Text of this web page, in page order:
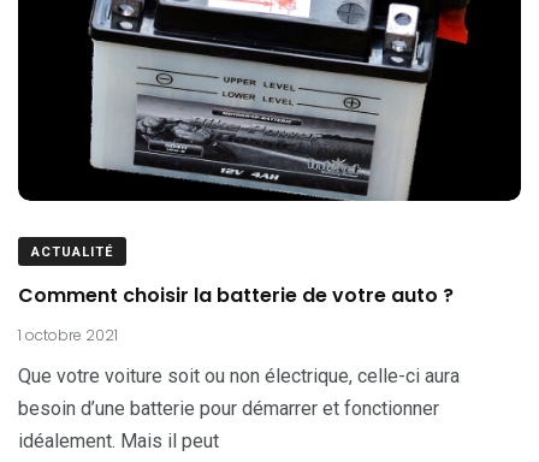
ACTUALITÉ
Comment choisir la batterie de votre auto ?
1 octobre 2021
Que votre voiture soit ou non électrique, celle-ci aura
besoin d’une batterie pour démarrer et fonctionner
idéalement. Mais il peut